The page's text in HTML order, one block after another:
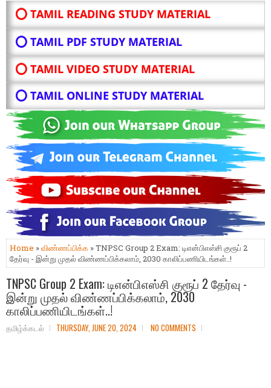
⭕ TAMIL READING STUDY MATERIAL
⭕ TAMIL PDF STUDY MATERIAL
⭕ TAMIL VIDEO STUDY MATERIAL
⭕ TAMIL ONLINE STUDY MATERIAL
Home »விண்ணப்பிக்க » TNPSC Group 2 Exam: டிஎன்பிஎஸ்சி குரூப் 2
தேர்வு - இன்று முதல் விண்ணப்பிக்கலாம், 2030 காலிப்பணியிடங்கள்..!
TNPSC Group 2 Exam: டிஎன்பிஎஸ்சி குரூப் 2 தேர்வு -
இன்று முதல் விண்ணப்பிக்கலாம், 2030
காலிப்பணியிடங்கள்..!
தமிழ்க்கடல் THURSDAY, JUNE 20, 2024 NO COMMENTS